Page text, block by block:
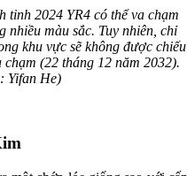
2024 YR4 có thể va chạm
nhiều màu sắc. Tuy nhiên, chỉ
khu vực sẽ không được chiếu
(22 tháng 12 năm 2032).
Yifan He)